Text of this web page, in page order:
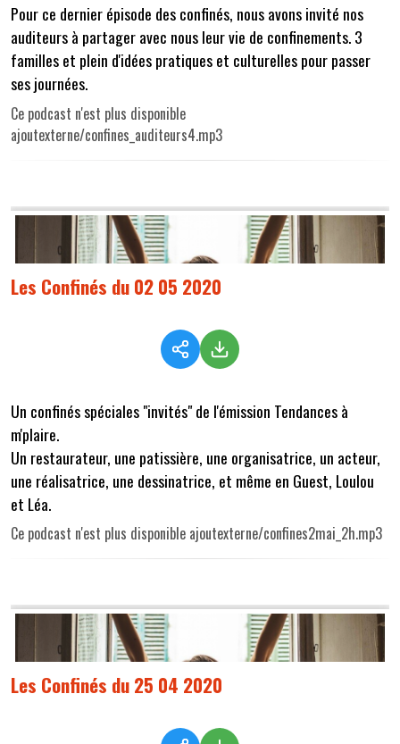
Pour ce dernier épisode des confinés, nous avons invité nos
auditeurs à partager avec nous leur vie de confinements. 3
familles et plein d'idées pratiques et culturelles pour passer
ses journées.
Ce podcast n'est plus disponible
ajoutexterne/confines_auditeurs4.mp3
Les Confinés du 02 05 2020
Un confinés spéciales "invités" de l'émission Tendances à
m'plaire.
Un restaurateur, une patissière, une organisatrice, un acteur,
une réalisatrice, une dessinatrice, et même en Guest, Loulou
et Léa.
Ce podcast n'est plus disponible ajoutexterne/confines2mai_2h.mp3
Les Confinés du 25 04 2020